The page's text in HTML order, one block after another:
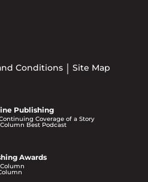
Conditions Site Map
Publishing
Coverage of a Story
Best Podcast
Awards